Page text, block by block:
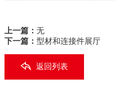
上一篇： 无
下一篇： 型材和连接件展厅
返回列表